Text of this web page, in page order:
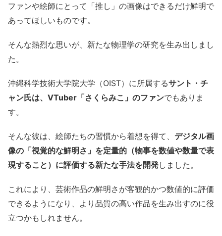
ファンや絵師にとって「推し」の画像はできるだけ鮮明で
あってほしいものです。
そんな熱烈な思いが、新たな物理学の研究を生み出しまし
た。
沖縄科学技術大学院大学（OIST）に所属するサント・チ
ャン氏は、VTuber「さくらみこ」のファンでもありま
す。
そんな彼は、絵師たちの習慣から着想を得て、 デジタル画
像の「視覚的な鮮明さ」を定量的（物事を数値や数量で表
現すること）に評価する新たな手法を開発しました。
これにより、芸術作品の鮮明さが客観的かつ数値的に評価
できるようになり、より品質の高い作品を生み出すのに役
立つかもしれません。